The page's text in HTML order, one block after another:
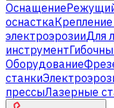
Оснащение
оснастка
электроэрозииДля
инструмент
Оборудование
станки
прессыЛазерные